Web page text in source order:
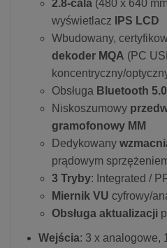
2.8-cala (480 x 640
wyświetlacz
IPS LCD
Wbudowany,
dekoder MQA (PC
koncentryczny/
Obsługa Bluetooth 5.0
Niskoszumowy
gramofonowy MM
Dedykowany
prądowym
3 Tryby: Integrated /
Miernik VU cyfrowy/
Obsługa aktualizacji
Wejścia: 3 x analogowe,